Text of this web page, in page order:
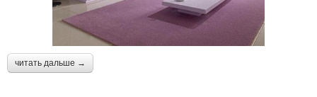
читать дальше →